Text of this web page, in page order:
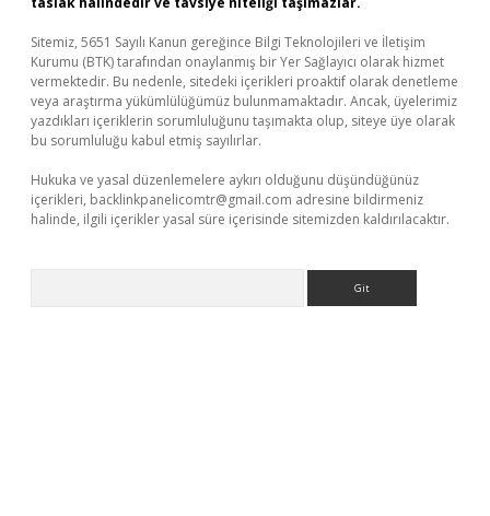
Sitemiz, 5651 Sayılı Kanun gereğince Bilgi Teknolojileri ve İletişim
Kurumu (BTK) tarafından onaylanmış bir Yer Sağlayıcı olarak hizmet
vermektedir. Bu nedenle, sitedeki içerikleri proaktif olarak denetleme
veya araştırma yükümlülüğümüz bulunmamaktadır. Ancak, üyelerimiz
yazdıkları içeriklerin sorumluluğunu taşımakta olup, siteye üye olarak
bu sorumluluğu kabul etmiş sayılırlar.
Hukuka ve yasal düzenlemelere aykırı olduğunu düşündüğünüz
içerikleri, backlinkpanelicomtr@gmail.com adresine bildirmeniz
halinde, ilgili içerikler yasal süre içerisinde sitemizden kaldırılacaktır.